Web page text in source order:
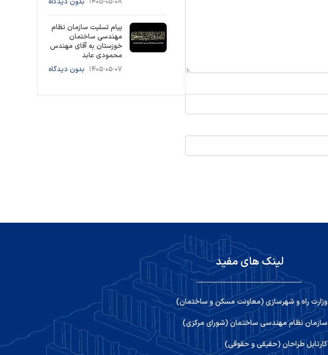
پیام تسلیت سازمان نظام
مهندسی ساختمان
خوزستان به آقای مهندس
محمودی عابد
۱۴۰۵-۰۵-۰۷ بدون دیدگاه
لینک های مفید
وزارت راه و شهرسازی (معاونت مسکن و ساختمان)
سازمان نظام مهندسی ساختمان (شورای مرکزی)
کارتابل طراحان (حقیقی و حقوقی)